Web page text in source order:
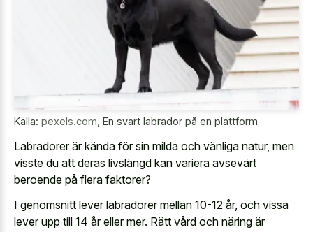
Källa: pexels.com En svart labrador på en plattform
Labradorer är kända för sin milda och vänliga natur, men
visste du att deras livslängd kan variera avsevärt
beroende på flera faktorer?
I genomsnitt lever labradorer mellan 10-12 år, och vissa
lever upp till 14 år eller mer. Rätt vård och näring är